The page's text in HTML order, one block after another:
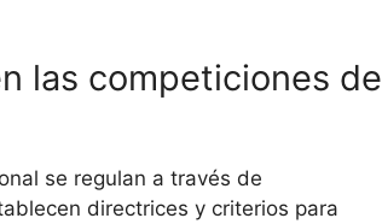
las competiciones de
se regulan a través de
directrices y criterios para